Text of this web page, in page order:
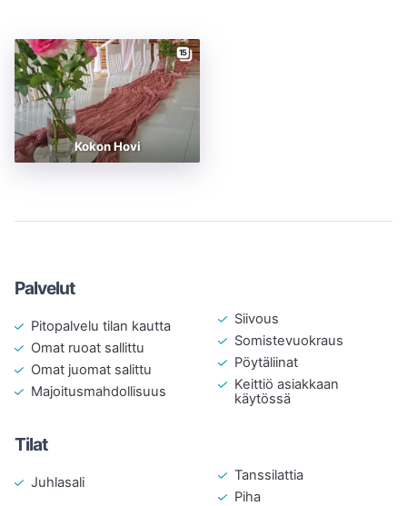
15
Kokon Hovi
Palvelut
Pitopalvelu tilan kautta
Omat ruoat sallittu
Omat juomat salittu
Majoitusmahdollisuus
Siivous
Somistevuokraus
Pöytäliinat
Keittiö asiakkaan
käytössä
Tilat
Juhlasali
Tanssilattia
Piha